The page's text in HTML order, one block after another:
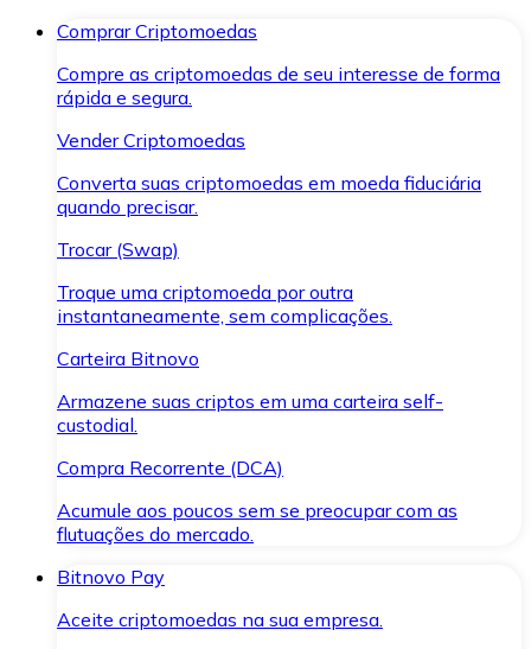
Comprar Criptomoedas
Compre as criptomoedas de seu interesse de forma
rápida e segura.
Vender Criptomoedas
Converta suas criptomoedas em moeda fiduciária
quando precisar.
Trocar (Swap)
Troque uma criptomoeda por outra
instantaneamente, sem complicações.
Carteira Bitnovo
Armazene suas criptos em uma carteira self-
custodial.
Compra Recorrente (DCA)
Acumule aos poucos sem se preocupar com as
flutuações do mercado.
Bitnovo Pay
Aceite criptomoedas na sua empresa.